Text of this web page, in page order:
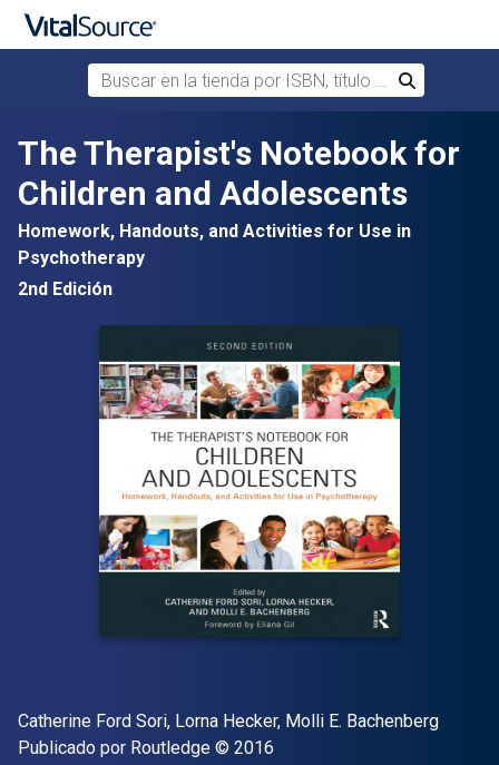
Saltar al contenido principal
Buscar en la tienda por ISBN, título o autor
Buscar
The Therapist's Notebook for
Children and Adolescents
Homework, Handouts, and Activities for Use in
Psychotherapy
2nd Edición
Autor(es)
Catherine Ford Sori, Lorna Hecker, Molli E. Bachenberg
Editorial
Publicado por Routledge Copyright
© 2016